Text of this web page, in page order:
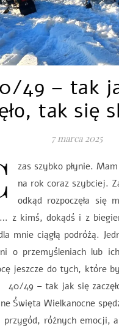
49 – tak
tak się
7 marca 2025
zas szybko płynie.
na rok coraz szybciej.
odkąd rozpoczęła się
z kimś, dokądś i z
mnie ciągłą podróżą.
o przemyśleniach lub
jeszcze do tych, które
49 – tak jak się
Święta Wielkanocne
przygód, różnych